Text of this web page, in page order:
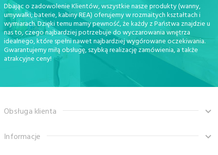
Dbając o zadowolenie Klientów, wszystkie nasze produkty (wanny,
umywalki, baterie, kabiny REA) oferujemy w rozmaitych kształtach i
wymiarach. Dzięki temu mamy pewność, że każdy z Państwa znajdzie u
nas to, czego najbardziej potrzebuje do wyczarowania wnętrza
idealnego, które spełni nawet najbardziej wygórowane oczekiwania.
Gwarantujemy miłą obsługę, szybką realizację zamówienia, a także
atrakcyjne ceny!
Obsługa klienta
Informacje